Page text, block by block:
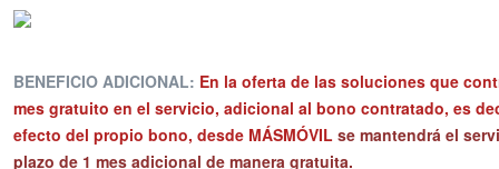
BENEFICIO ADICIONAL: En la oferta de las soluciones que
mes gratuito en el servicio, adicional al bono contratado, es
efecto del propio bono, desde MÁSMÓVIL se mantendrá el
plazo de 1 mes adicional de manera gratuita.